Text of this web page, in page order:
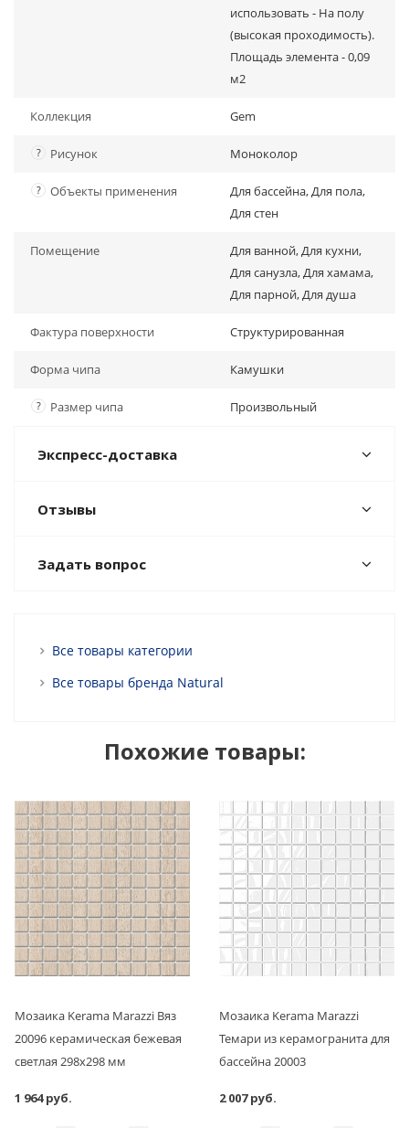
использовать - На полу
(высокая проходимость).
Площадь элемента - 0,09
м2
Коллекция Gem
? Рисунок Моноколор
? Объекты применения
Для бассейна, Для пола,
Для стен
Помещение
Для ванной, Для кухни,
Для санузла, Для хамама,
Для парной, Для душа
Фактура поверхности Структурированная
Форма чипа Камушки
? Размер чипа Произвольный
Экспресс-доставка
Отзывы
Задать вопрос
Все товары категории
Все товары бренда Natural
Похожие товары:
Мозаика Kerama Marazzi Вяз
20096 керамическая бежевая
светлая 298х298 мм
1 964 руб.
Мозаика Kerama Marazzi
Темари из керамогранита для
бассейна 20003
2 007 руб.